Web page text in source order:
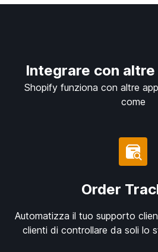
Integrare con
Shopify funziona con altre
come
Order
Automatizza il tuo supporto
clienti di controllare da soli lo